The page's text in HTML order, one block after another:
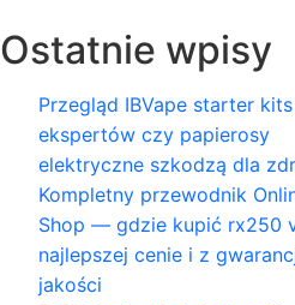
Ostatnie wpisy
Przegląd IBVape starter
ekspertów czy papierosy
elektryczne szkodzą dla
Kompletny przewodnik
Shop — gdzie kupić rx250
najlepszej cenie i z
jakości